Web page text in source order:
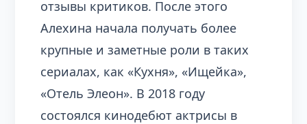
отзывы критиков. После этого
Алехина начала получать более
крупные и заметные роли в таких
сериалах, как «Кухня», «Ищейка»,
«Отель Элеон». В 2018 году
состоялся кинодебют актрисы в